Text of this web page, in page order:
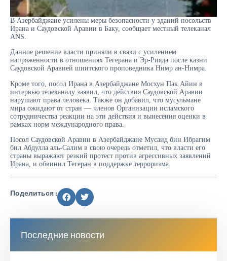
В Азербайджане усилены меры безопасности у зданий посольств
Ирана и Саудовской Аравии в Баку, сообщает местный телеканал
ANS.
Данное решение власти приняли в связи с усилением
напряженности в отношениях Тегерана и Эр-Рияда после казни
Саудовской Аравией шиитского проповедника Нимр ан-Нимра.
Кроме того, посол Ирана в Азербайджане Мосхун Пак Айин в
интервью телеканалу заявил, что действия Саудовской Аравии
нарушают права человека. Также он добавил, что мусульмане
мира ожидают от стран — членов Организации исламского
сотрудничества реакции на эти действия и вынесения оценки в
рамках норм международного права.
Посол Саудовской Аравии в Азербайджане Мусаид бин Ибрагим
бил Абдулла аль-Салим в свою очередь отметил, что власти его
страны выражают резкий протест против агрессивных заявлений
Ирана, и обвинил Тегеран в поддержке терроризма.
Поделиться :
Последние новости